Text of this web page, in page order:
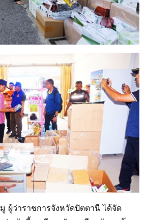
ผู้ว่าราชการจังหวัดปัตตานี ได้จัด